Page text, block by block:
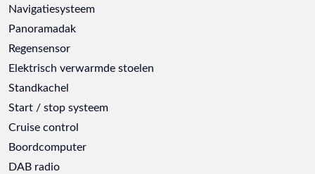
Navigatiesysteem
Panoramadak
Regensensor
Elektrisch verwarmde stoelen
Standkachel
Start / stop systeem
Cruise control
Boordcomputer
DAB radio